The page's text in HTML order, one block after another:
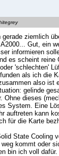
gerade ziemlich
Gut, ein
informieren
es scheint
'schlechten'
als ich die
also ist
gelinde
Ohne dieses
System. Eine
auftreten kann
für die Karte
State Cooling
kommt oder
bin ich voll dafür.